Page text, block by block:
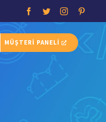
Facebook
TwitterInstagram
MÜŞTERİ PANELİ